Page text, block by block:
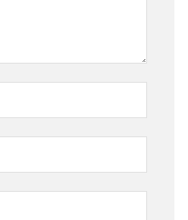
szépségek és